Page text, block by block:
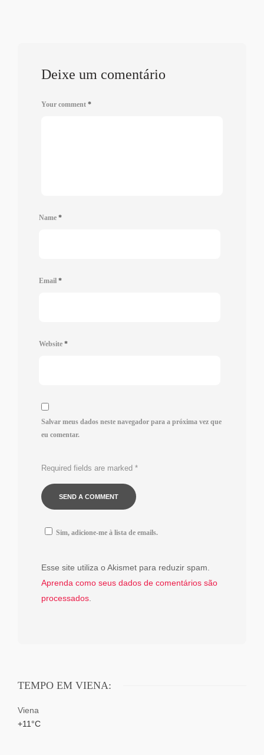
Deixe um comentário
Your comment *
Name *
Email *
Website *
Salvar meus dados neste navegador para a próxima vez que
eu comentar.
Required fields are marked *
Sim, adicione-me à lista de emails.
Esse site utiliza o Akismet para reduzir spam.
Aprenda como seus dados de comentários são
processados
TEMPO EM VIENA:
Viena
+11°C